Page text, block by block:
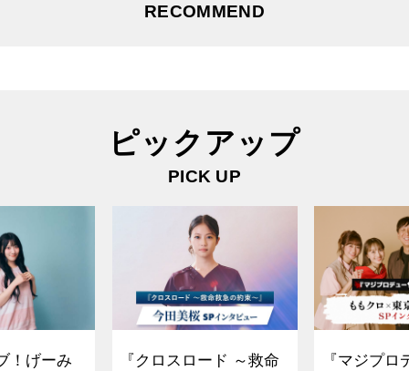
RECOMMEND
ピックアップ
PICK UP
！げーみ
『クロスロード ～救命
『マジプロ